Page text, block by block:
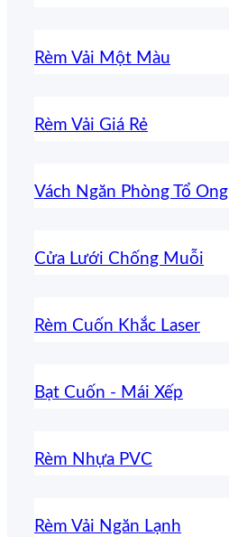
Rèm Vải Một Màu
Rèm Vải Giá Rẻ
Vách Ngăn Phòng Tổ Ong
Cửa Lưới Chống Muỗi
Rèm Cuốn Khắc Laser
Bạt Cuốn - Mái Xếp
Rèm Nhựa PVC
Rèm Vải Ngăn Lạnh